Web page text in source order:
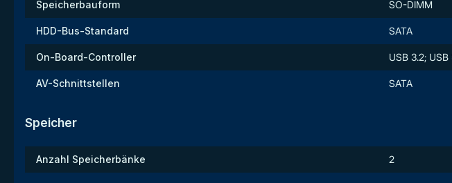
Speicherbauform SO-DIMM
HDD-Bus-Standard SATA
On-Board-Controller USB 3.2; USB
AV-Schnittstellen SATA
Speicher
Anzahl Speicherbänke 2